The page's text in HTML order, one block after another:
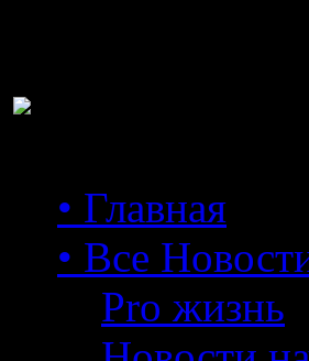
• Главная
• Все
Pro жизнь